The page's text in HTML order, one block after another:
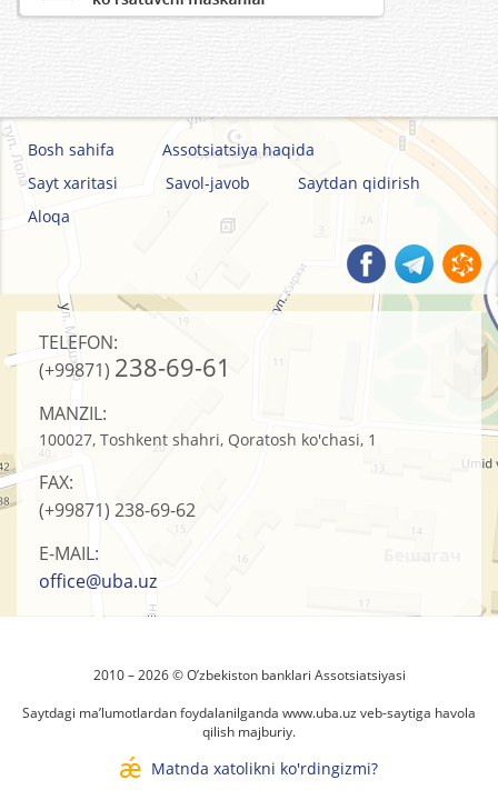
Bosh sahifa
Assotsiatsiya haqida
Sayt xaritasi
Savol-javob
Saytdan qidirish
Aloqa
TELEFON:
(+99871) 238-69-61
MANZIL:
100027, Toshkent shahri, Qoratosh ko'chasi, 1
FAX:
(+99871) 238-69-62
E-MAIL:
office@uba.uz
2010 – 2026 © O’zbеkistоn banklari Assоtsiatsiyasi
Saytdagi ma’lumotlardan foydalanilganda www.uba.uz veb-saytiga havola
qilish majburiy.
Matnda xatolikni ko'rdingizmi?